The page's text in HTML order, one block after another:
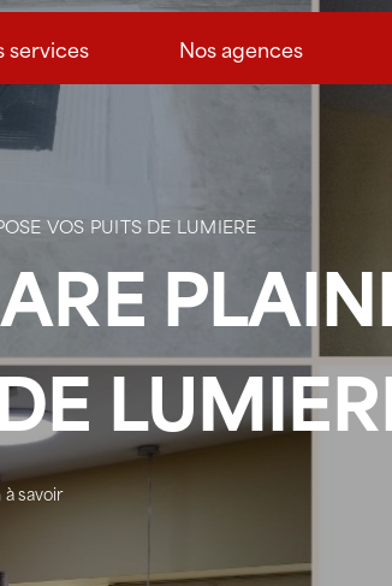
services Nos agences
VOS PUITS DE LUMIERE
à savoir